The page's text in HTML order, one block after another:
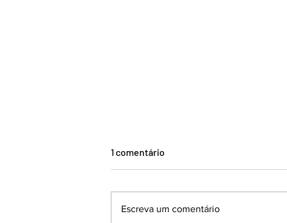
1 comentário
Escreva um comentário